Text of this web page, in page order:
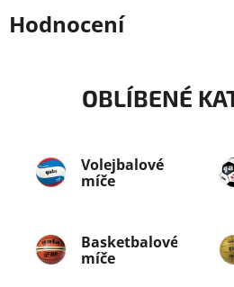
Hodnocení
OBLÍBENÉ
Volejbalové
míče
Basketbalové
míče